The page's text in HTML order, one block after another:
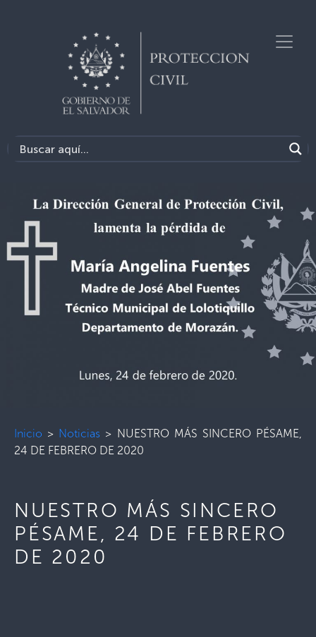
Inicio > Noticias > NUESTRO MÁS SINCERO PÉSAME,
24 DE FEBRERO DE 2020
NUESTRO MÁS SINCERO
PÉSAME, 24 DE FEBRERO
DE 2020